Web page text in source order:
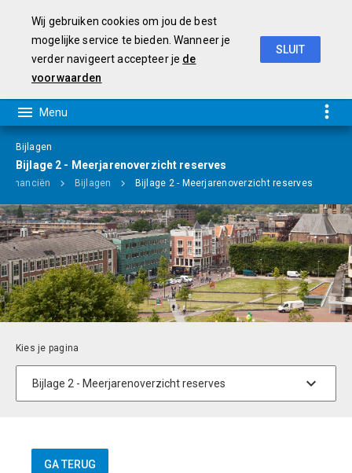
Bijlagen
Bijlage 2 - Meerjarenoverzicht reserves
Financiën Bijlagen Bijlage 2 - Meerjarenoverzicht reserves
Wij gebruiken cookies om jou de best
mogelijke service te bieden. Wanneer je
verder navigeert accepteer je de
voorwaarden
SLUIT